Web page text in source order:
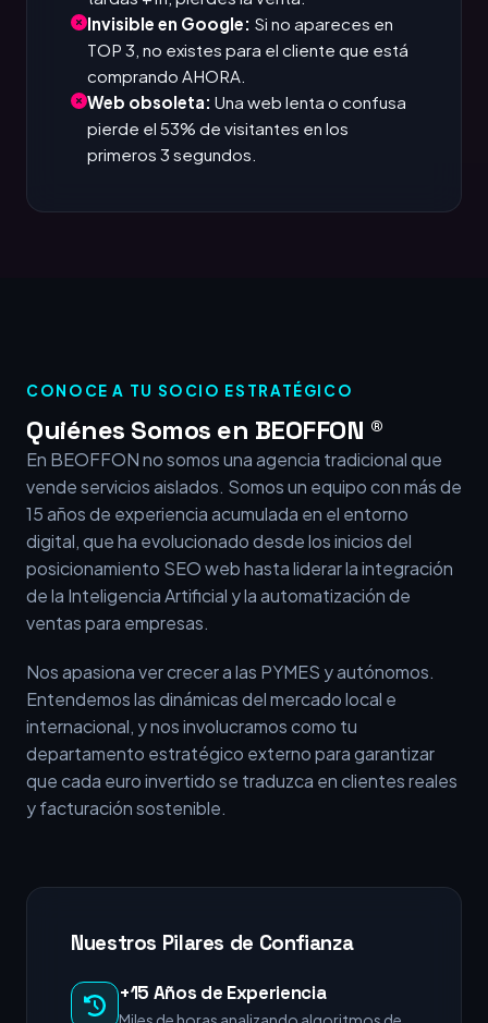
Invisible en Google: Si no apareces en
TOP 3, no existes para el cliente que está
comprando AHORA.
Web obsoleta: Una web lenta o confusa
pierde el 53% de visitantes en los
primeros 3 segundos.
CONOCE A TU SOCIO ESTRATÉGICO
Quiénes Somos en BEOFFON ®
En BEOFFON no somos una agencia tradicional que
vende servicios aislados. Somos un equipo con más de
15 años de experiencia acumulada en el entorno
digital, que ha evolucionado desde los inicios del
posicionamiento SEO web hasta liderar la integración
de la Inteligencia Artificial y la automatización de
ventas para empresas.
Nos apasiona ver crecer a las PYMES y autónomos.
Entendemos las dinámicas del mercado local e
internacional, y nos involucramos como tu
departamento estratégico externo para garantizar
que cada euro invertido se traduzca en clientes reales
y facturación sostenible.
Nuestros Pilares de Confianza
+15 Años de Experiencia